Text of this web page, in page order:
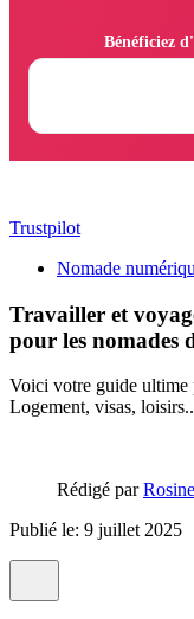
Trustpilot
Nomade
Travailler et
pour les nomades
Voici votre guide ultime
Logement, visas,
Rédigé par
Publié le: 9 juillet 2025